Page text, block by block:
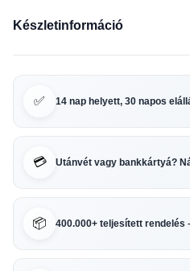
Készletinformáció
✅ 14 nap helyett, 30 napos
💳 Utánvét vagy bankkártyá?
📦 400.000+ teljesített rendelés